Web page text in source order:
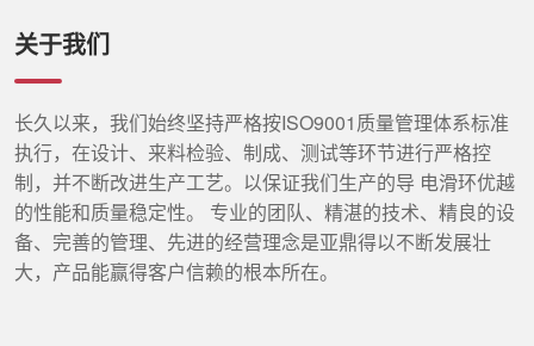
关于我们
长久以来，我们始终坚持严格按ISO9001质量管理体系标准
执行，在设计、来料检验、制成、测试等环节进行严格控
制，并不断改进生产工艺。以保证我们生产的导 电滑环优越
的性能和质量稳定性。 专业的团队、精湛的技术、精良的设
备、完善的管理、先进的经营理念是亚鼎得以不断发展壮
大，产品能赢得客户信赖的根本所在。